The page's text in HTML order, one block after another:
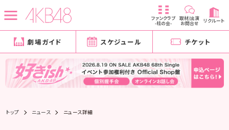
ファンクラブ
-柱の会-
取材/出演
お問合せ リクルート
劇場ガイド スケジュール チケット
トップ ニュース ニュース詳細